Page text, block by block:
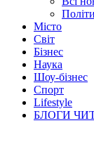
Місто
Світ
Бізнес
Наука
Шоу-бізнес
Спорт
Lifestyle
БЛОГИ